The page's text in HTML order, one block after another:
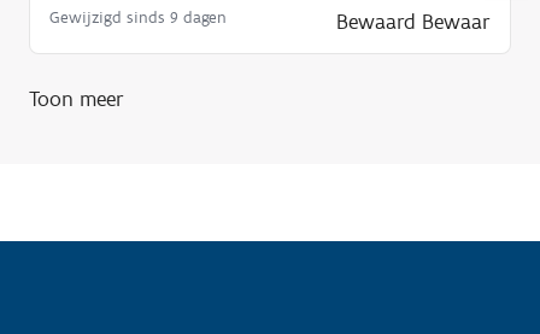
l
p
Gewijzigd sinds 9 dagen Bewaard Bewaar
Toon meer